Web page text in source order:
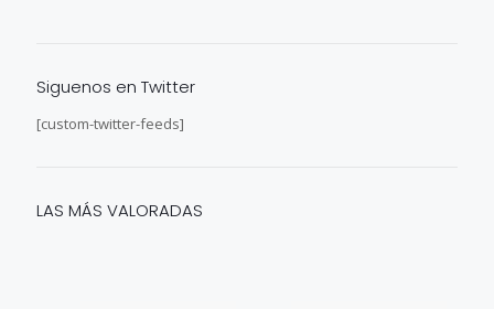
Siguenos en Twitter
[custom-twitter-feeds]
LAS MÁS VALORADAS